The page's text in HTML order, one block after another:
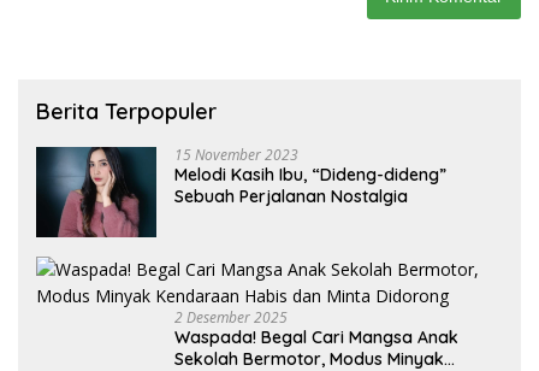
Berita Terpopuler
15 November 2023
Melodi Kasih Ibu, “Dideng-dideng”
Sebuah Perjalanan Nostalgia
2 Desember 2025
Waspada! Begal Cari Mangsa Anak
Sekolah Bermotor, Modus Minyak